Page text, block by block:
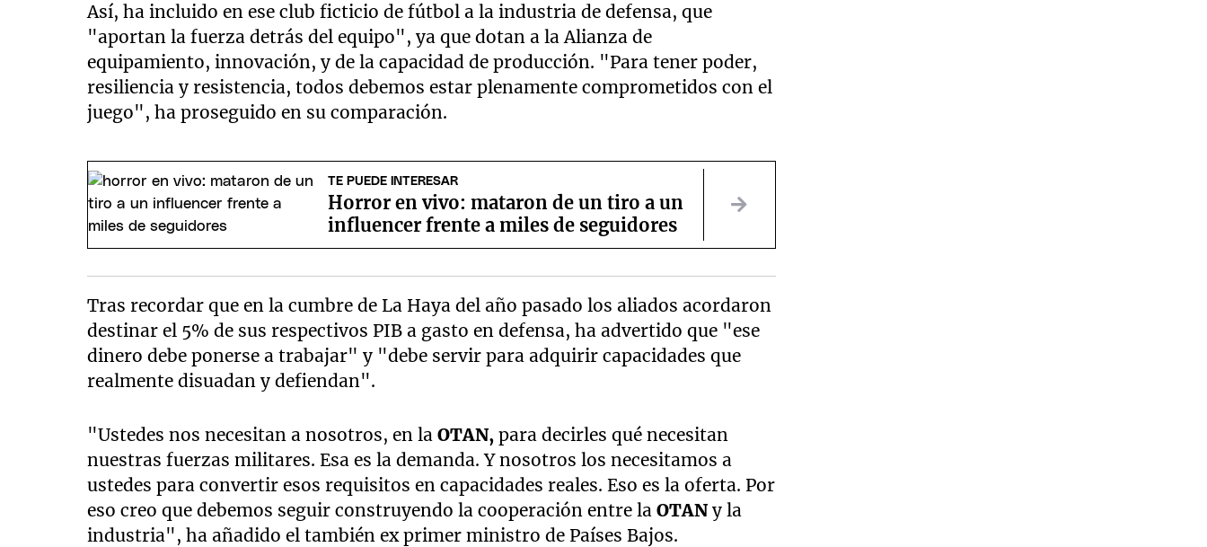
Así, ha incluido en ese club ficticio de fútbol a la industria de defensa, que
"aportan la fuerza detrás del equipo", ya que dotan a la Alianza de
equipamiento, innovación, y de la capacidad de producción. "Para tener poder,
resiliencia y resistencia, todos debemos estar plenamente comprometidos con el
juego", ha proseguido en su comparación.
TE PUEDE INTERESAR
Horror en vivo: mataron de un tiro a un
influencer frente a miles de seguidores
Tras recordar que en la cumbre de La Haya del año pasado los aliados acordaron
destinar el 5% de sus respectivos PIB a gasto en defensa, ha advertido que "ese
dinero debe ponerse a trabajar" y "debe servir para adquirir capacidades que
realmente disuadan y defiendan".
"Ustedes nos necesitan a nosotros, en laOTAN, para decirles qué necesitan
nuestras fuerzas militares. Esa es la demanda. Y nosotros los necesitamos a
ustedes para convertir esos requisitos en capacidades reales. Eso es la oferta. Por
eso creo que debemos seguir construyendo la cooperación entre laOTAN y la
industria", ha añadido el también ex primer ministro de Países Bajos.